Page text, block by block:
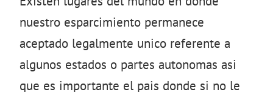
nuestro esparcimiento permanece
aceptado legalmente unico referente a
algunos estados o partes autonomas asi
que es importante el pais donde si no le